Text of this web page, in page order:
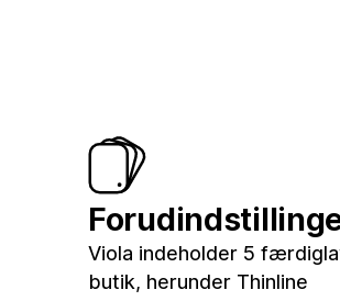
Viola indeholder 5
butik, herunder Thinline